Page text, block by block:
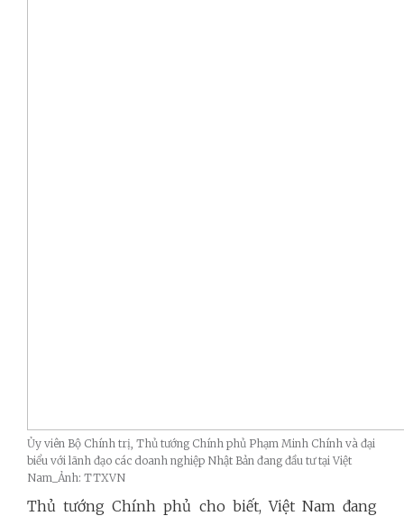
Ủy viên Bộ Chính trị, Thủ tướng Chính phủ Phạm Minh Chính và đại
biểu với lãnh đạo các doanh nghiệp Nhật Bản đang đầu tư tại Việt
Nam_Ảnh: TTXVN
Thủ tướng Chính phủ cho biết, Việt Nam đang